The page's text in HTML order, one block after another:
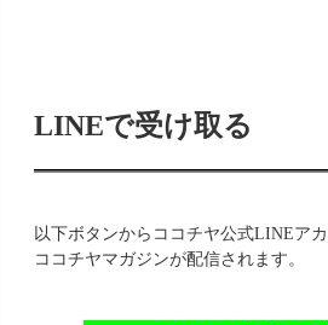
LINEで受け取る
以下ボタンからココチヤ公式LINEア
ココチヤマガジンが配信されます。